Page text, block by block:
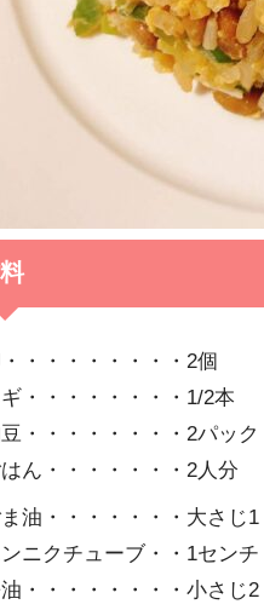
・・・・・・・・・2個
ギ・・・・・・・・1/2本
豆・・・・・・・・2パック
はん・・・・・・・2人分
ま油・・・・・・・大さじ1
ンニクチューブ・・1センチ
油・・・・・・・・小さじ2